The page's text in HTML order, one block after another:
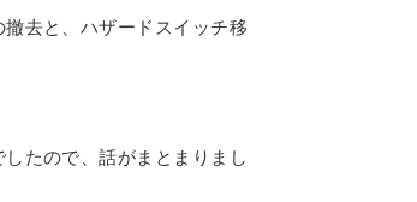
去と、ハザードスイッチ移
たので、話がまとまりまし